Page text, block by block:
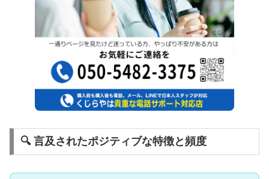
🔍 言及されたポジティブな特徴と頻度